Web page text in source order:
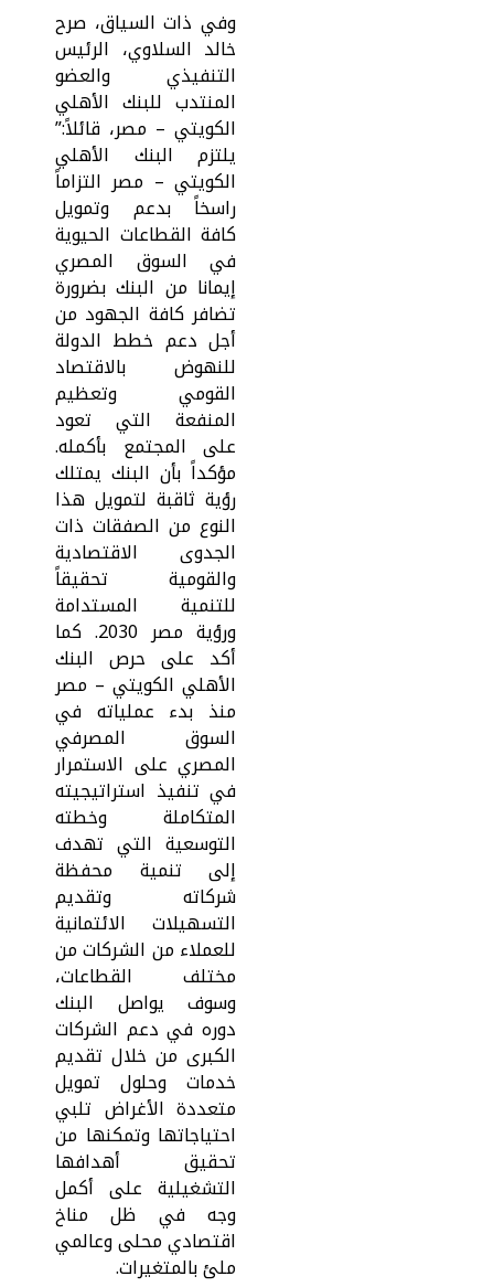
وفي ذات السياق، صرح
خالد السلاوي، الرئيس
التنفيذي والعضو
المنتدب للبنك الأهلي
الكويتي – مصر، قائلاً:”
يلتزم البنك الأهلي
الكويتي – مصر التزاماً
راسخاً بدعم وتمويل
كافة القطاعات الحيوية
في السوق المصري
إيمانا من البنك بضرورة
تضافر كافة الجهود من
أجل دعم خطط الدولة
للنهوض بالاقتصاد
القومي وتعظيم
المنفعة التي تعود
على المجتمع بأكمله.
مؤكداً بأن البنك يمتلك
رؤية ثاقبة لتمويل هذا
النوع من الصفقات ذات
الجدوى الاقتصادية
والقومية تحقيقاً
للتنمية المستدامة
ورؤية مصر 2030. كما
أكد على حرص البنك
الأهلي الكويتي – مصر
منذ بدء عملياته في
السوق المصرفي
المصري على الاستمرار
في تنفيذ استراتيجيته
المتكاملة وخطته
التوسعية التي تهدف
إلى تنمية محفظة
شركاته وتقديم
التسهيلات الائتمانية
للعملاء من الشركات من
مختلف القطاعات،
وسوف يواصل البنك
دوره في دعم الشركات
الكبرى من خلال تقديم
خدمات وحلول تمويل
متعددة الأغراض تلبي
احتياجاتها وتمكنها من
تحقيق أهدافها
التشغيلية على أكمل
وجه في ظل مناخ
اقتصادي محلى وعالمي
ملئ بالمتغيرات.